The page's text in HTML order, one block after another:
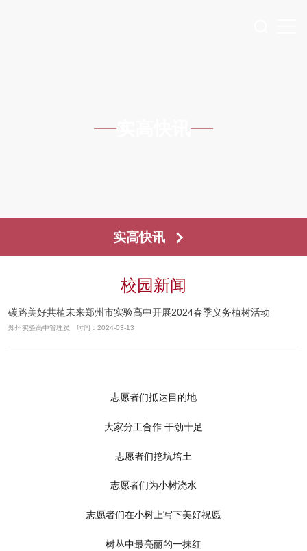
实高快讯
校园新闻
碳路美好共植未来郑州市实验高中开展2024春季义务植树活动
郑州实验高中管理员 时间：2024-03-13
志愿者们抵达目的地
大家分工合作 干劲十足
志愿者们挖坑培土
志愿者们为小树浇水
志愿者们在小树上写下美好祝愿
树丛中最亮丽的一抹红